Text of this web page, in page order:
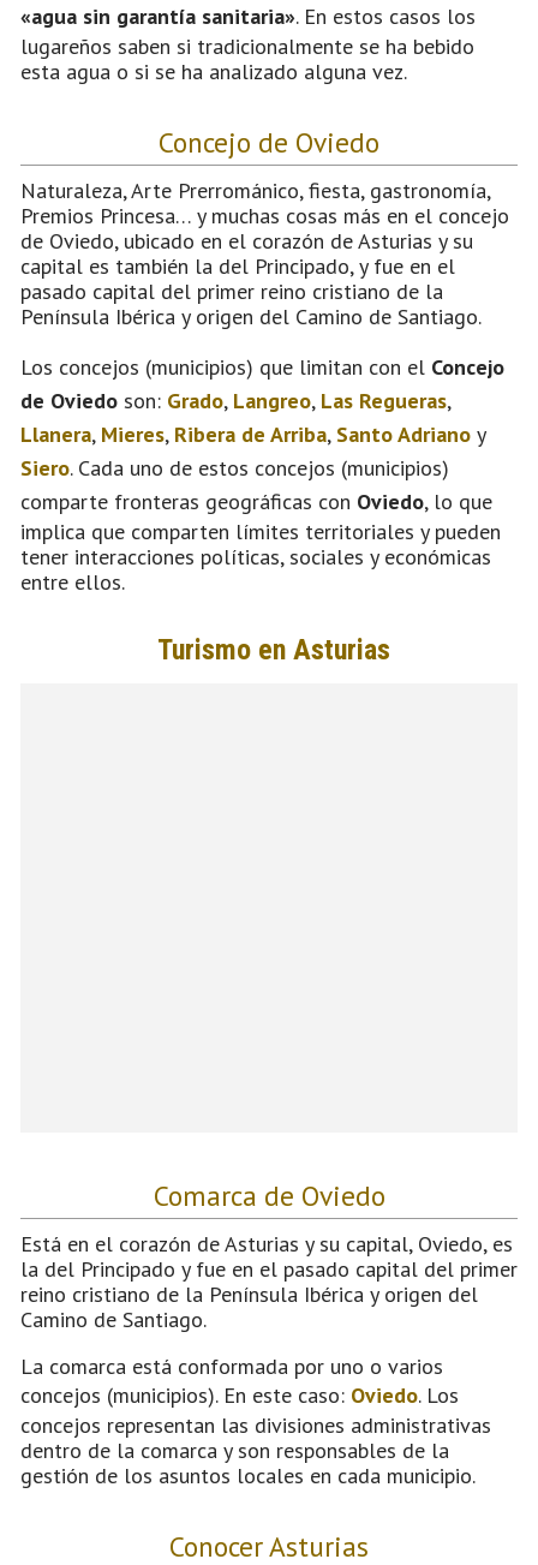
«agua sin garantía sanitaria». En estos casos los
lugareños saben si tradicionalmente se ha bebido
esta agua o si se ha analizado alguna vez.
Concejo de Oviedo
Naturaleza, Arte Prerrománico, fiesta, gastronomía,
Premios Princesa… y muchas cosas más en el concejo
de Oviedo, ubicado en el corazón de Asturias y su
capital es también la del Principado, y fue en el
pasado capital del primer reino cristiano de la
Península Ibérica y origen del Camino de Santiago.
Los concejos (municipios) que limitan con el Concejo
de Oviedo son: Grado, Langreo, Las Regueras,
Llanera, Mieres, Ribera de Arriba, Santo Adriano y
Siero. Cada uno de estos concejos (municipios)
comparte fronteras geográficas con Oviedo, lo que
implica que comparten límites territoriales y pueden
tener interacciones políticas, sociales y económicas
entre ellos.
Comarca de Oviedo
Está en el corazón de Asturias y su capital, Oviedo, es
la del Principado y fue en el pasado capital del primer
reino cristiano de la Península Ibérica y origen del
Camino de Santiago.
La comarca está conformada por uno o varios
concejos (municipios). En este caso: Oviedo. Los
concejos representan las divisiones administrativas
dentro de la comarca y son responsables de la
gestión de los asuntos locales en cada municipio.
Conocer Asturias